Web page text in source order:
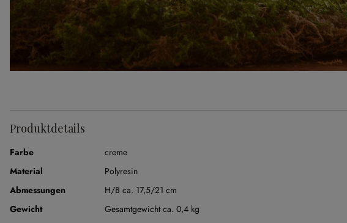
Produktdetails
Farbe
creme
Material
Polyresin
Abmessungen
H/B ca. 17,5/21 cm
Gewicht
Gesamtgewicht ca. 0,4 kg